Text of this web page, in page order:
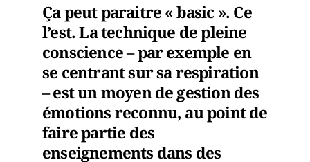
Ça peut paraitre « basic ». Ce
l’est. La technique de pleine
conscience – par exemple en
se centrant sur sa respiration
– est un moyen de gestion des
émotions reconnu, au point de
faire partie des
enseignements dans des